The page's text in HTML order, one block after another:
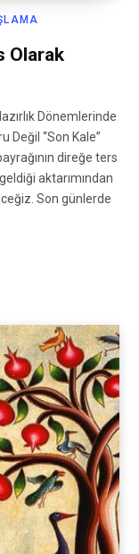
Olarak
Dönemlerinde
Değil “Son Kale”
direğe ters
aktarımından
Son günlerde